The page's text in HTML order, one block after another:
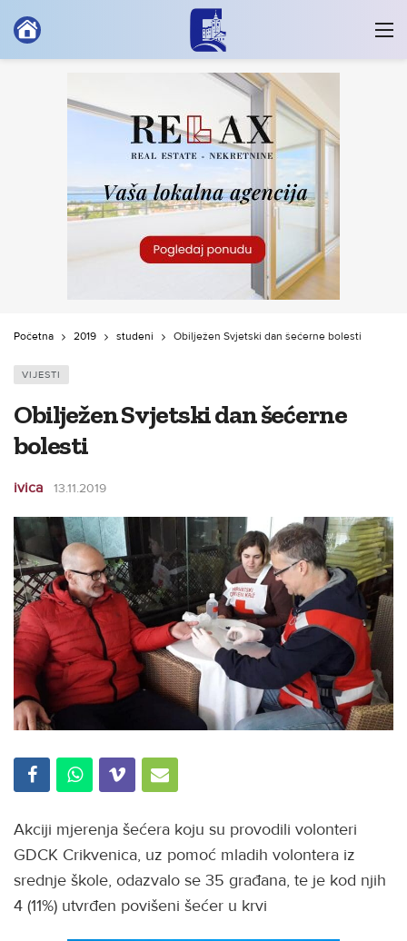
Početna 2019 studeni Obilježen Svjetski dan šećerne bolesti
VIJESTI
Obilježen Svjetski dan šećerne
bolesti
ivica 13.11.2019
Akciji mjerenja šećera koju su provodili volonteri
GDCK Crikvenica, uz pomoć mladih volontera iz
srednje škole, odazvalo se 35 građana, te je kod njih
4 (11%) utvrđen povišeni šećer u krvi